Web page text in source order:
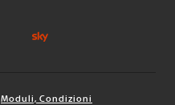
Moduli, Condizioni